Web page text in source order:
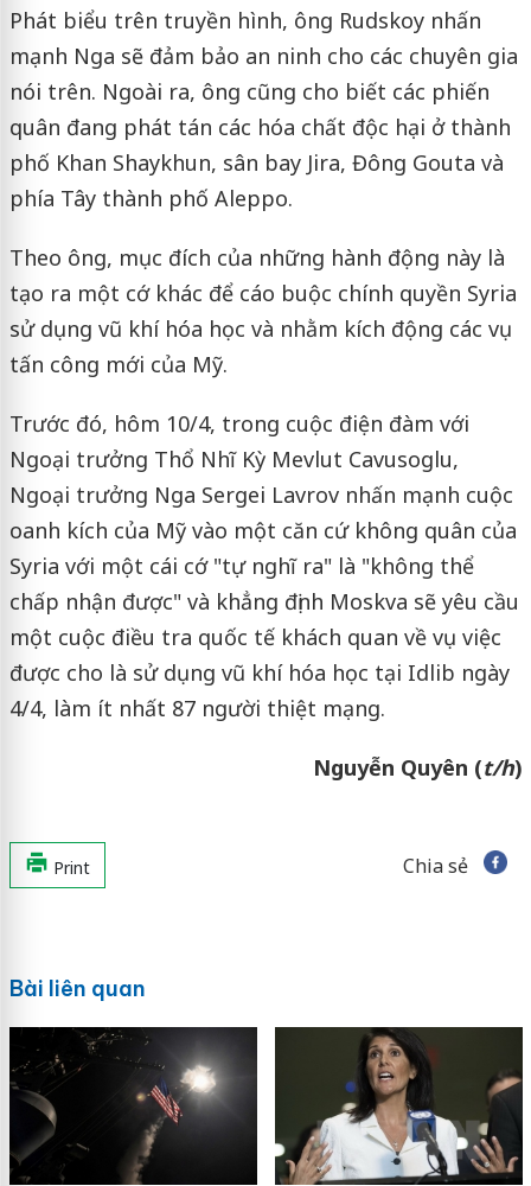
Phát biểu trên truyền hình, ông Rudskoy nhấn
mạnh Nga sẽ đảm bảo an ninh cho các chuyên gia
nói trên. Ngoài ra, ông cũng cho biết các phiến
quân đang phát tán các hóa chất độc hại ở thành
phố Khan Shaykhun, sân bay Jira, Đông Gouta và
phía Tây thành phố Aleppo.
Theo ông, mục đích của những hành động này là
tạo ra một cớ khác để cáo buộc chính quyền Syria
sử dụng vũ khí hóa học và nhằm kích động các vụ
tấn công mới của Mỹ.
Trước đó, hôm 10/4, trong cuộc điện đàm với
Ngoại trưởng Thổ Nhĩ Kỳ Mevlut Cavusoglu,
Ngoại trưởng Nga Sergei Lavrov nhấn mạnh cuộc
oanh kích của Mỹ vào một căn cứ không quân của
Syria với một cái cớ "tự nghĩ ra" là "không thể
chấp nhận được" và khẳng định Moskva sẽ yêu cầu
một cuộc điều tra quốc tế khách quan về vụ việc
được cho là sử dụng vũ khí hóa học tại Idlib ngày
4/4, làm ít nhất 87 người thiệt mạng.
Nguyễn Quyên (t/h)
Print Chia sẻ
Bài liên quan